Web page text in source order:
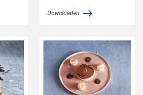
Downloaden